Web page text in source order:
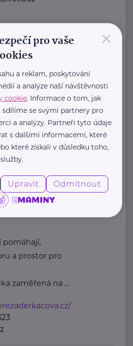
Praha 1
náhradní rodinné
je přední
zaměřená ...
pomáhají,
a prostor pro
zaměřená na ...
×
pro vaše
a reklam, poskytování
a analýze naší návštěvnosti
cookie. Informace o tom, jak
sdílíme se svými partnery pro
a analýzy. Partneři tyto údaje
s dalšími informacemi, které
které získali v důsledku toho,
Upravit Odmítnout